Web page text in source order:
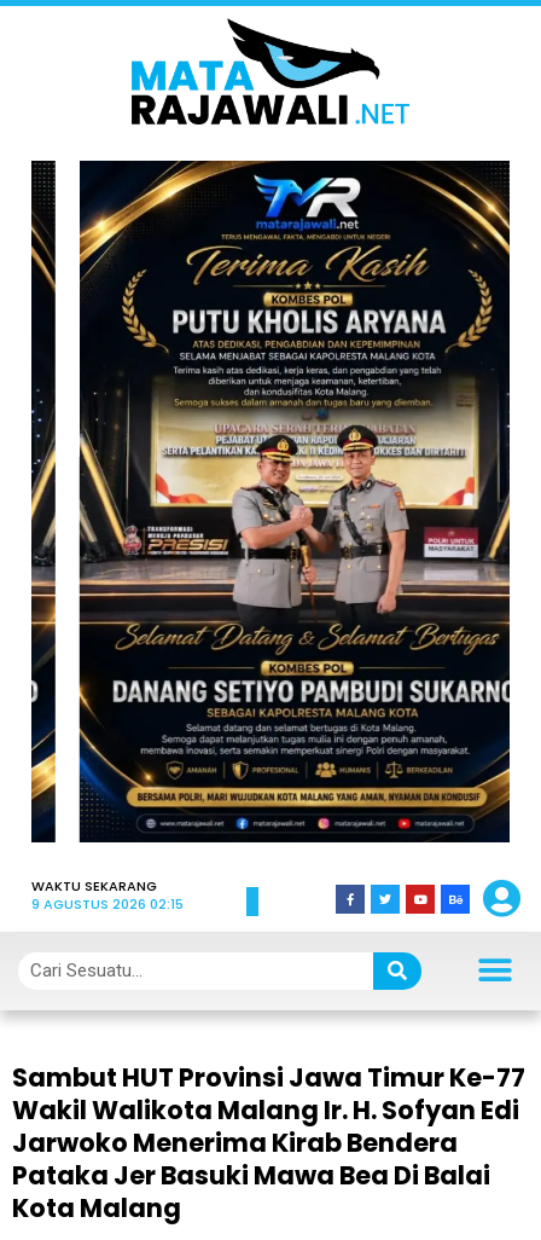
WAKTU SEKARANG
9 AGUSTUS 2026 02:15
Sambut HUT Provinsi Jawa Timur Ke-77
Wakil Walikota Malang Ir. H. Sofyan Edi
Jarwoko Menerima Kirab Bendera
Pataka Jer Basuki Mawa Bea Di Balai
Kota Malang